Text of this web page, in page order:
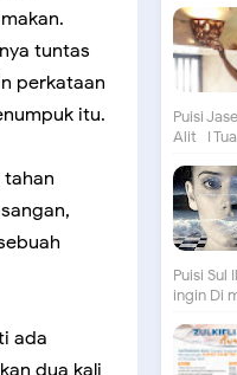
tuntas
perkataan
itu.
ada
dua kali
Puisi
Alit I
Puisi
ingin Di